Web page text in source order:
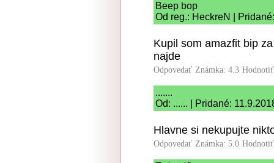
Beep bop
Od reg.: HeckreN |
Kupil som amazfit bip
najde
Odpovedať Známka: 4.3
.......
Od: ...... | Pridané:
Hlavne si nekupujte
Odpovedať Známka: 5.0